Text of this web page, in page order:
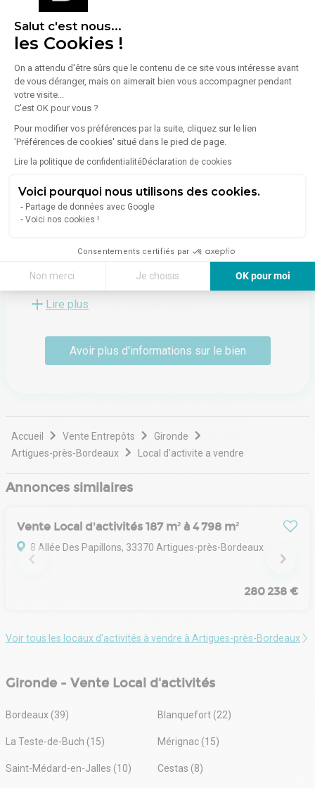
Salut c'est nous...
les Cookies !
On a attendu d'être sûrs que le contenu de ce site vous intéresse avant
de vous déranger, mais on aimerait bien vous accompagner pendant
votre visite...
C'est OK pour vous ?
Pour modifier vos préférences par la suite, cliquez sur le lien
'Préférences de cookies' situé dans le pied de page.
Lire la politique de confidentialitéDéclaration de cookies
Voici pourquoi nous utilisons des cookies.
Partage de données avec Google
Voici nos cookies !
Consentements certifiés par
Non merci Je choisis
OK pour moi
Axeptio consent
Plateforme de Gestion du Consentement : Personnalisez vos Options
Émissions :
À propos de l'agence
33130 Bègles
Voir toutes les annonces de l'agence
d'entreprise à Bordeaux.
Depuis plus de 10 ans, nous mettons notre savoir-faire
au service des investisseurs et des entreprises à la
recherche de biens adaptés à leurs besoins spécifiques.
Spécialisés dans la vente et la location d'immeubles de
bureaux, de locaux d'activités, d'entrepôts et de terrains,
nous vous accompagnons tout au long de votre projet
complète de services. Ceux-ci vont du conseil en
montage d'opérations, à l'arbitrage, en passant par
l'étude approfondie des dossiers de candidature.
Que vous soyez un investisseur cherchant à maximiser le
rendement de votre patrimoine ou un chef d'entreprise
parfaitement à vos objectifs.
En outre, notre connaissance du marché bordelais nous
immobilières.
l'ensemble de la métropole bordelaise.
Découvrez comment RES GROUP peut vous
immobilières.
Lire plus
Avoir plus d'informations sur le bien
Accueil Vente Entrepôts
Gironde
Artigues-près-Bordeaux
Local d'activite a vendre
Annonces similaires
Vente Local d'activités 187 m² à 4 798 m²
8 Allée Des Papillons, 33370 Artigues-près-Bordeaux
280 238 €
Voir tous les locaux d'activités à vendre à Artigues-près-Bordeaux
Gironde - Vente Local d'activités
Bordeaux (39) Blanquefort (22)
La Teste-de-Buch (15) Mérignac (15)
Saint-Médard-en-Jalles (10) Cestas (8)